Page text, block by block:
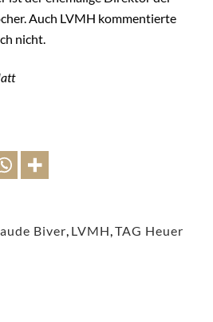
Auch LVMH kommentierte
nicht.
Biver, LVMH,TAG Heuer